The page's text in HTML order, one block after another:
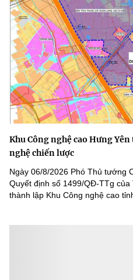
Khu Công nghệ cao Hưng
nghệ chiến lược
Ngày 06/8/2026 Phó Thủ tướng
Quyết định số 1499/QĐ-TTg
thành lập Khu Công nghệ cao